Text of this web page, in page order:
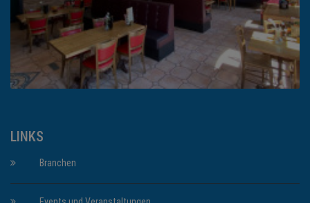
LINKS
Branchen